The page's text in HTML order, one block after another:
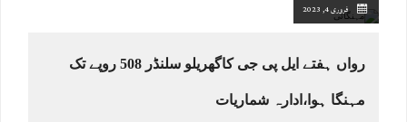
فروری 4, 2023
رواں ہفتے ایل پی جی کاگھریلو سلنڈر 508 روپے تک
مہنگا ہوا،ادارہ شماریات